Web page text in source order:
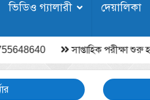
ভিডিও গ্যালারী দেয়ালিকা
সাপ্তাহিক পরীক্ষা শুরু